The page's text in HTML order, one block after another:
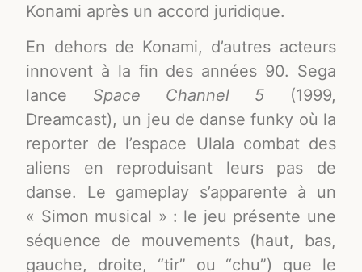
Konami après un accord juridique.
En dehors de Konami, d’autres acteurs
innovent à la fin des années 90. Sega
lance Space Channel 5 (1999,
Dreamcast), un jeu de danse funky où la
reporter de l’espace Ulala combat des
aliens en reproduisant leurs pas de
danse. Le gameplay s’apparente à un
« Simon musical » : le jeu présente une
séquence de mouvements (haut, bas,
gauche, droite, “tir” ou “chu”) que le